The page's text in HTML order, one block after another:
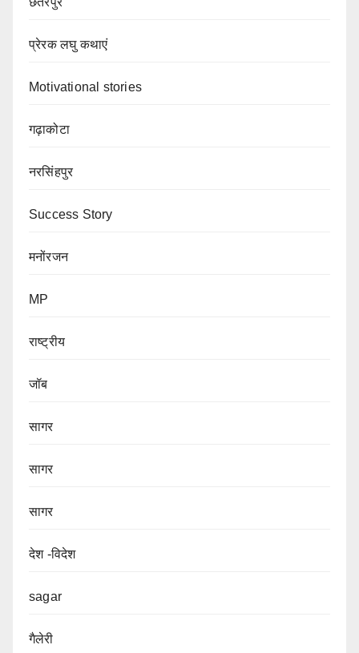
प्रेरक लघु कथाएं
Motivational stories
गढ़ाकोटा
नरसिंहपुर
Success Story
मनोंरजन
MP
राष्ट्रीय
जॉब
सागर
सागर
सागर
देश -विदेश
sagar
गैलेरी